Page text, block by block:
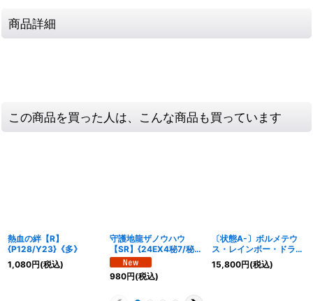
商品詳細
この商品を買った人は、こんな商品も買っています
熱血の絆【R】
{P128/Y23}《多》
1,080円(税込)
守護地龍ザノウハウ
【SR】{24EX4秘7/秘
10}《多》
980円(税込)
〔状態A-〕ボルメテウ
ス・レインボー・ドラゴ
ン【SR】{24EX4秘3超/
秘10}《多》
15,800円(税込)